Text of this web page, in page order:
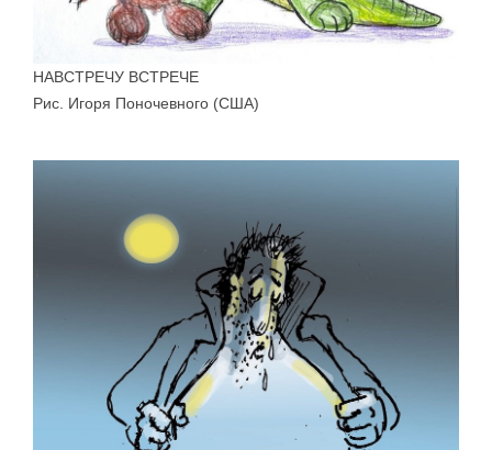
НАВСТРЕЧУ ВСТРЕЧЕ
Рис. Игоря Поночевного (США)